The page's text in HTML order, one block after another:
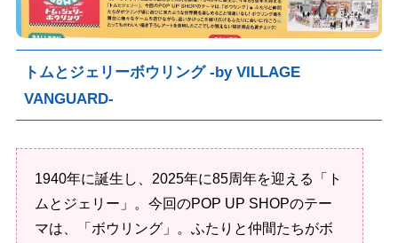
トムとジェリーボウリング -by VILLAGE
VANGUARD-
1940年に誕生し、2025年に85周年を迎える「ト
ムとジェリー」。今回のPOP UP SHOPのテー
マは、「ボウリング」。ふたりと仲間たちがボ